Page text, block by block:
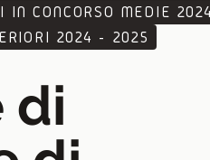
IN CONCORSO MEDIE
2024 - 2025
di